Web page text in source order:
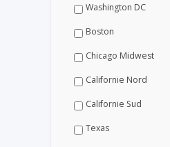
Washington DC
Boston
Chicago Midwest
Californie Nord
Californie Sud
Texas